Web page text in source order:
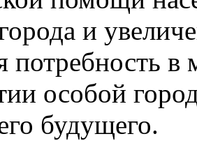
и
потребность
особой
будущего.